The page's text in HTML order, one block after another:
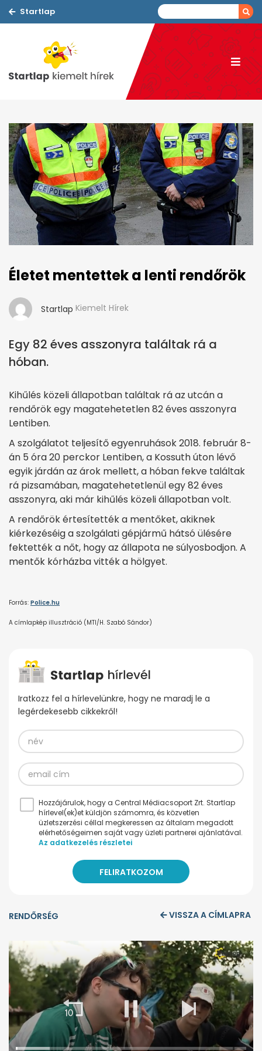
Startlap
Életet mentettek a lenti rendőrök
Startlap Kiemelt Hírek
Egy 82 éves asszonyra találtak rá a
hóban.
Kihűlés közeli állapotban találtak rá az utcán a
rendőrök egy magatehetetlen 82 éves asszonyra
Lentiben.
A szolgálatot teljesítő egyenruhások 2018. február 8-
án 5 óra 20 perckor Lentiben, a Kossuth úton lévő
egyik járdán az árok mellett, a hóban fekve találtak
rá pizsamában, magatehetetlenül egy 82 éves
asszonyra, aki már kihűlés közeli állapotban volt.
A rendőrök értesítették a mentőket, akiknek
kiérkezéséig a szolgálati gépjármű hátsó ülésére
fektették a nőt, hogy az állapota ne súlyosbodjon. A
mentők kórházba vitték a hölgyet.
Forrás: Police.hu
A címlapkép illusztráció (MTI/H. Szabó Sándor)
Iratkozz fel a hírlevelünkre, hogy ne maradj le a
legérdekesebb cikkekről!
Hozzájárulok, hogy a Central Médiacsoport Zrt. Startlap
hírlevel(ek)et küldjön számomra, és közvetlen
üzletszerzési céllal megkeressen az általam megadott
elérhetőségeimen saját vagy üzleti partnerei ajánlatával.
Az adatkezelés részletei
RENDŐRSÉG VISSZA A CÍMLAPRA